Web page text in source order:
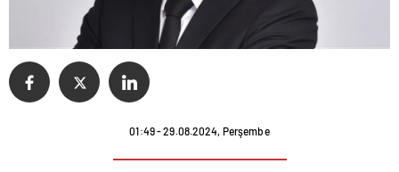
01:49 - 29.08.2024, Perşembe